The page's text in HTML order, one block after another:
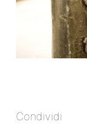
Condividi